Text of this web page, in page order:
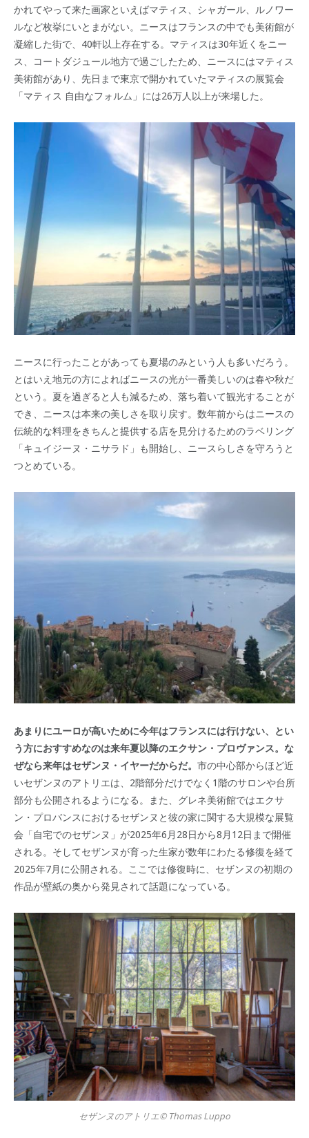
かれてやって来た画家といえばマティス、シャガール、ルノワー
ルなど枚挙にいとまがない。ニースはフランスの中でも美術館が
凝縮した街で、40軒以上存在する。マティスは30年近くをニー
ス、コートダジュール地方で過ごしたため、ニースにはマティス
美術館があり、先日まで東京で開かれていたマティスの展覧会
「マティス 自由なフォルム」には26万人以上が来場した。
ニースに行ったことがあっても夏場のみという人も多いだろう。
とはいえ地元の方によればニースの光が一番美しいのは春や秋だ
という。夏を過ぎると人も減るため、落ち着いて観光することが
でき、ニースは本来の美しさを取り戻す。数年前からはニースの
伝統的な料理をきちんと提供する店を見分けるためのラベリング
「キュイジーヌ・ニサラド」も開始し、ニースらしさを守ろうと
つとめている。
あまりにユーロが高いために今年はフランスには行けない、とい
う方におすすめなのは来年夏以降のエクサン・プロヴァンス。な
ぜなら来年はセザンヌ・イヤーだからだ。 市の中心部からほど近
いセザンヌのアトリエは、2階部分だけでなく1階のサロンや台所
部分も公開されるようになる。また、グレネ美術館ではエクサ
ン・プロバンスにおけるセザンヌと彼の家に関する大規模な展覧
会「自宅でのセザンヌ」が2025年6月28日から8月12日まで開催
される。そしてセザンヌが育った生家が数年にわたる修復を経て
2025年7月に公開される。ここでは修復時に、セザンヌの初期の
作品が壁紙の奥から発見されて話題になっている。
セザンヌのアトリエ© Thomas Luppo